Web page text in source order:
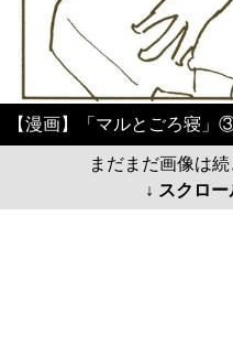
【漫画】「マルとごろ寝」
まだまだ画像は
↓ スクロ